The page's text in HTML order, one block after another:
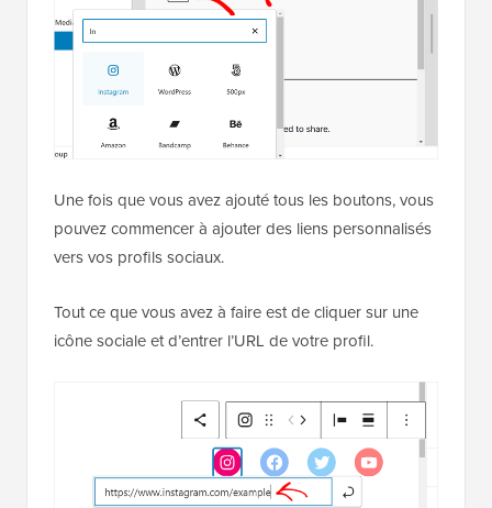
Une fois que vous avez ajouté tous les boutons, vous
pouvez commencer à ajouter des liens personnalisés
vers vos profils sociaux.
Tout ce que vous avez à faire est de cliquer sur une
icône sociale et d’entrer l’URL de votre profil.